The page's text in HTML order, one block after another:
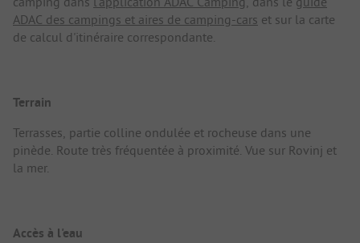
ADAC des campings et aires de camping-cars et sur la carte
de calcul d'itinéraire correspondante.
Terrain
Terrasses, partie colline ondulée et rocheuse dans une
pinède. Route très fréquentée à proximité. Vue sur Rovinj et
la mer.
Accès à l'eau